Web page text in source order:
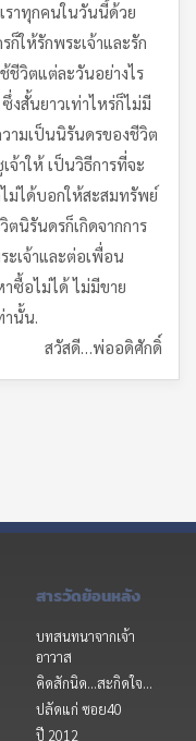
ราทุกคนในวันนี้ด้วย
ให้รักพระเจ้าและรัก
ชีวิตแต่ละวันอย่างไร
งสั้นยาวเท่าไหร่ก็ไม่มี
ามเป็นนิรันดรของชีวิต
าให้ เป็นวิธีการที่จะ
ม่ได้บอกให้สะสมทรัพย์
นิรันดรก็เกิดจากการ
เจ้าและต่อเพื่อน
ซื้อไม่ได้ ไม่มีขาย
านั้น.
สวัสดี…พ่ออดิศักดิ์
สารวัดย้อนหลัง
บทสนทนาจากเจ้า
อาวาส
คิดสักนิด...สะกิดใจ...
ปลัดแก่ ซอย40
ปี 2012